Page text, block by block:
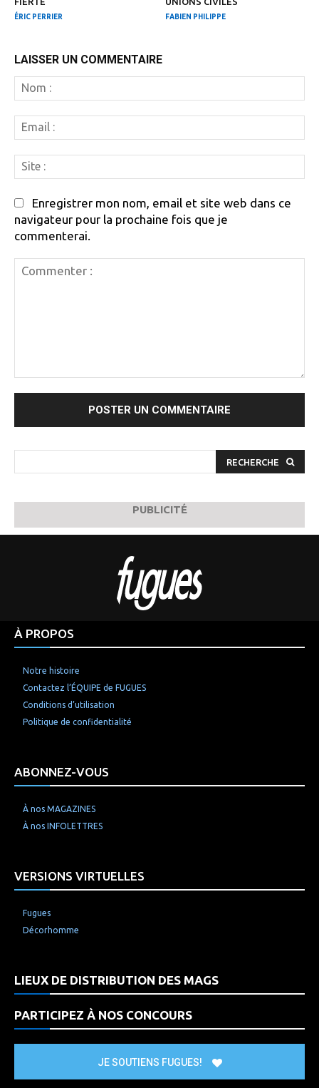
ÉRIC PERRIER FABIEN PHILIPPE
LAISSER UN COMMENTAIRE
:
:
:
Enregistrer mon nom, email et site web dans ce
navigateur pour la prochaine fois que je
commenterai.
RECHERCHE
PUBLICITÉ
À PROPOS
Notre histoire
Contactez l’ÉQUIPE de FUGUES
Conditions d’utilisation
Politique de confidentialité
ABONNEZ-VOUS
À nos MAGAZINES
À nos INFOLETTRES
VERSIONS VIRTUELLES
Fugues
Décorhomme
LIEUX DE DISTRIBUTION DES MAGS
PARTICIPEZ À NOS CONCOURS
JE SOUTIENS FUGUES!